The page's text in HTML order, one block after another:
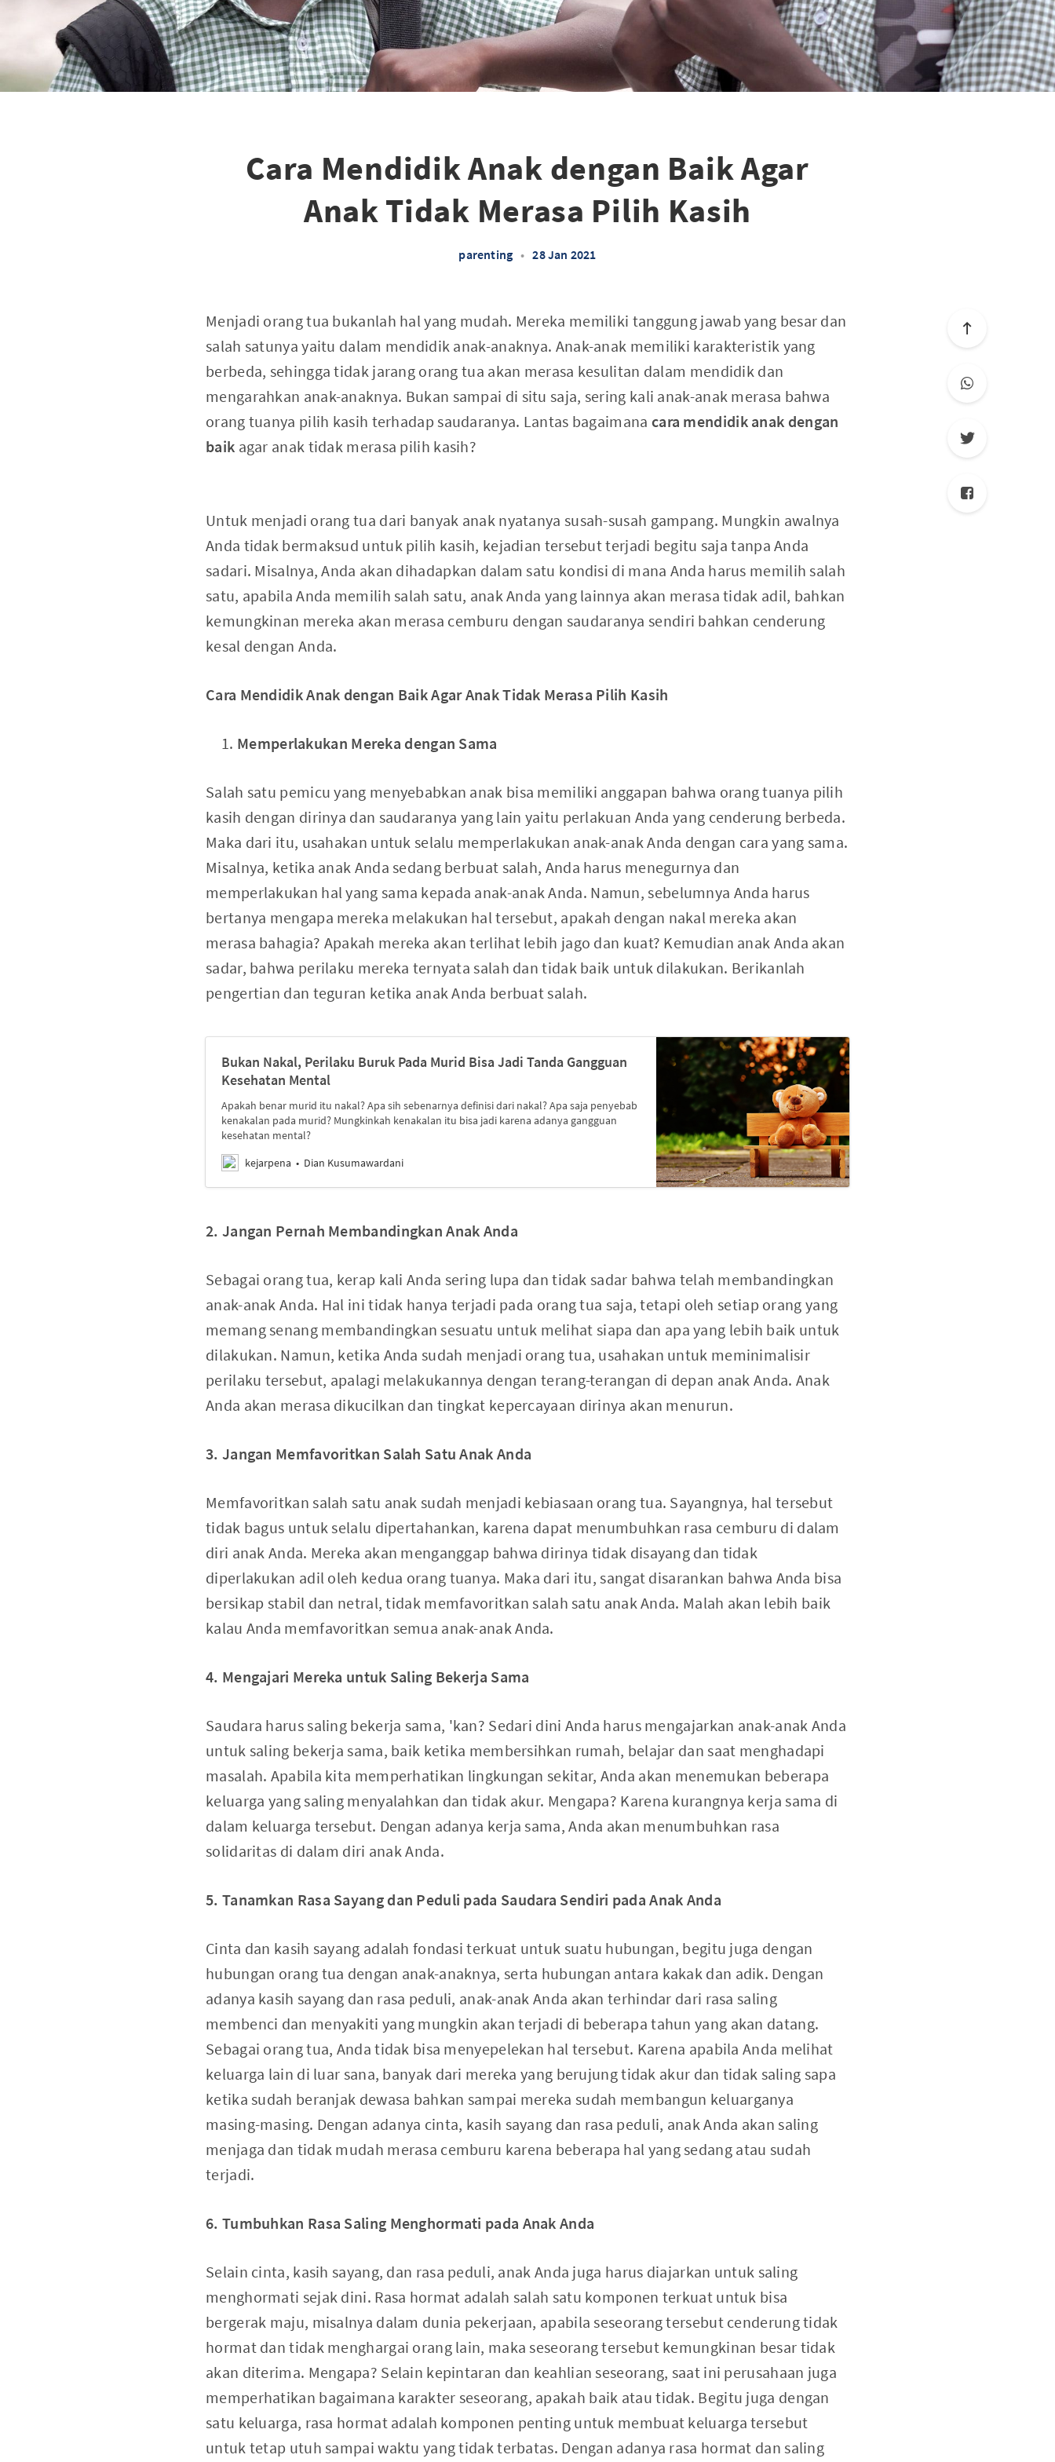
Cara Mendidik Anak dengan Baik Agar
Anak Tidak Merasa Pilih Kasih
parenting • 28 Jan 2021
Menjadi orang tua bukanlah hal yang mudah. Mereka memiliki tanggung jawab yang besar dan
salah satunya yaitu dalam mendidik anak-anaknya. Anak-anak memiliki karakteristik yang
berbeda, sehingga tidak jarang orang tua akan merasa kesulitan dalam mendidik dan
mengarahkan anak-anaknya. Bukan sampai di situ saja, sering kali anak-anak merasa bahwa
orang tuanya pilih kasih terhadap saudaranya. Lantas bagaimana cara mendidik anak dengan
baik agar anak tidak merasa pilih kasih?
Untuk menjadi orang tua dari banyak anak nyatanya susah-susah gampang. Mungkin awalnya
Anda tidak bermaksud untuk pilih kasih, kejadian tersebut terjadi begitu saja tanpa Anda
sadari. Misalnya, Anda akan dihadapkan dalam satu kondisi di mana Anda harus memilih salah
satu, apabila Anda memilih salah satu, anak Anda yang lainnya akan merasa tidak adil, bahkan
kemungkinan mereka akan merasa cemburu dengan saudaranya sendiri bahkan cenderung
kesal dengan Anda.
Cara Mendidik Anak dengan Baik Agar Anak Tidak Merasa Pilih Kasih
Memperlakukan Mereka dengan Sama
Salah satu pemicu yang menyebabkan anak bisa memiliki anggapan bahwa orang tuanya pilih
kasih dengan dirinya dan saudaranya yang lain yaitu perlakuan Anda yang cenderung berbeda.
Maka dari itu, usahakan untuk selalu memperlakukan anak-anak Anda dengan cara yang sama.
Misalnya, ketika anak Anda sedang berbuat salah, Anda harus menegurnya dan
memperlakukan hal yang sama kepada anak-anak Anda. Namun, sebelumnya Anda harus
bertanya mengapa mereka melakukan hal tersebut, apakah dengan nakal mereka akan
merasa bahagia? Apakah mereka akan terlihat lebih jago dan kuat? Kemudian anak Anda akan
sadar, bahwa perilaku mereka ternyata salah dan tidak baik untuk dilakukan. Berikanlah
pengertian dan teguran ketika anak Anda berbuat salah.
Bukan Nakal, Perilaku Buruk Pada Murid Bisa Jadi Tanda Gangguan
Kesehatan Mental
Apakah benar murid itu nakal? Apa sih sebenarnya definisi dari nakal? Apa saja penyebab
kenakalan pada murid? Mungkinkah kenakalan itu bisa jadi karena adanya gangguan
kesehatan mental?
kejarpena
Dian Kusumawardani
2. Jangan Pernah Membandingkan Anak Anda
Sebagai orang tua, kerap kali Anda sering lupa dan tidak sadar bahwa telah membandingkan
anak-anak Anda. Hal ini tidak hanya terjadi pada orang tua saja, tetapi oleh setiap orang yang
memang senang membandingkan sesuatu untuk melihat siapa dan apa yang lebih baik untuk
dilakukan. Namun, ketika Anda sudah menjadi orang tua, usahakan untuk meminimalisir
perilaku tersebut, apalagi melakukannya dengan terang-terangan di depan anak Anda. Anak
Anda akan merasa dikucilkan dan tingkat kepercayaan dirinya akan menurun.
3. Jangan Memfavoritkan Salah Satu Anak Anda
Memfavoritkan salah satu anak sudah menjadi kebiasaan orang tua. Sayangnya, hal tersebut
tidak bagus untuk selalu dipertahankan, karena dapat menumbuhkan rasa cemburu di dalam
diri anak Anda. Mereka akan menganggap bahwa dirinya tidak disayang dan tidak
diperlakukan adil oleh kedua orang tuanya. Maka dari itu, sangat disarankan bahwa Anda bisa
bersikap stabil dan netral, tidak memfavoritkan salah satu anak Anda. Malah akan lebih baik
kalau Anda memfavoritkan semua anak-anak Anda.
4. Mengajari Mereka untuk Saling Bekerja Sama
Saudara harus saling bekerja sama, 'kan? Sedari dini Anda harus mengajarkan anak-anak Anda
untuk saling bekerja sama, baik ketika membersihkan rumah, belajar dan saat menghadapi
masalah. Apabila kita memperhatikan lingkungan sekitar, Anda akan menemukan beberapa
keluarga yang saling menyalahkan dan tidak akur. Mengapa? Karena kurangnya kerja sama di
dalam keluarga tersebut. Dengan adanya kerja sama, Anda akan menumbuhkan rasa
solidaritas di dalam diri anak Anda.
5. Tanamkan Rasa Sayang dan Peduli pada Saudara Sendiri pada Anak Anda
Cinta dan kasih sayang adalah fondasi terkuat untuk suatu hubungan, begitu juga dengan
hubungan orang tua dengan anak-anaknya, serta hubungan antara kakak dan adik. Dengan
adanya kasih sayang dan rasa peduli, anak-anak Anda akan terhindar dari rasa saling
membenci dan menyakiti yang mungkin akan terjadi di beberapa tahun yang akan datang.
Sebagai orang tua, Anda tidak bisa menyepelekan hal tersebut. Karena apabila Anda melihat
keluarga lain di luar sana, banyak dari mereka yang berujung tidak akur dan tidak saling sapa
ketika sudah beranjak dewasa bahkan sampai mereka sudah membangun keluarganya
masing-masing. Dengan adanya cinta, kasih sayang dan rasa peduli, anak Anda akan saling
menjaga dan tidak mudah merasa cemburu karena beberapa hal yang sedang atau sudah
terjadi.
6. Tumbuhkan Rasa Saling Menghormati pada Anak Anda
Selain cinta, kasih sayang, dan rasa peduli, anak Anda juga harus diajarkan untuk saling
menghormati sejak dini. Rasa hormat adalah salah satu komponen terkuat untuk bisa
bergerak maju, misalnya dalam dunia pekerjaan, apabila seseorang tersebut cenderung tidak
hormat dan tidak menghargai orang lain, maka seseorang tersebut kemungkinan besar tidak
akan diterima. Mengapa? Selain kepintaran dan keahlian seseorang, saat ini perusahaan juga
memperhatikan bagaimana karakter seseorang, apakah baik atau tidak. Begitu juga dengan
satu keluarga, rasa hormat adalah komponen penting untuk membuat keluarga tersebut
untuk tetap utuh sampai waktu yang tidak terbatas. Dengan adanya rasa hormat dan saling